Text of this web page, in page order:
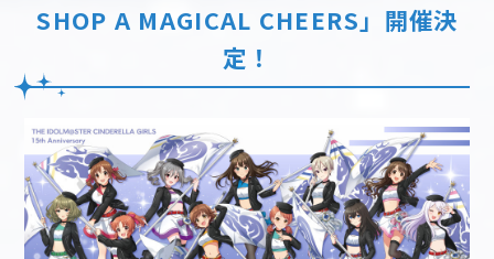
SHOP A MAGICAL CHEERS」開催決
定！